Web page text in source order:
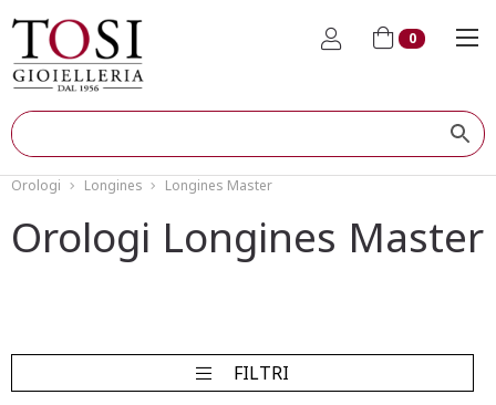
0
Orologi Longines Longines Master
Orologi Longines Master
FILTRI